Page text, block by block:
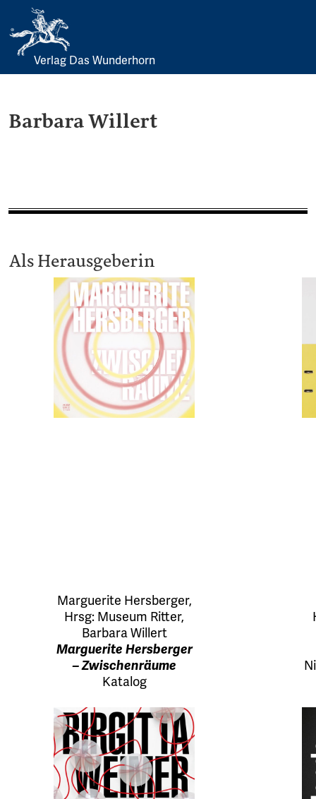
Skip
Verlag Das Wunderhorn
Barbara Willert
Als Herausgeberin
Marguerite Hersberger,
Hrsg: Museum Ritter,
Barbara Willert
Marguerite Hersberger
– Zwischenräume
Katalog